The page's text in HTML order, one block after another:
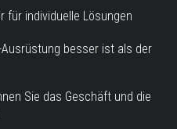
für individuelle Lösungen
besser ist als der
Sie das Geschäft und die